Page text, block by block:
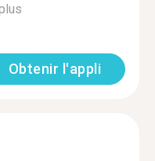
Obtenir l'appli